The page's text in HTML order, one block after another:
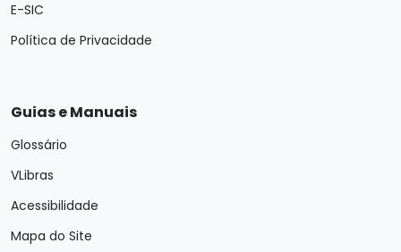
E-SIC
Política de Privacidade
Guias e Manuais
Glossário
VLibras
Acessibilidade
Mapa do Site